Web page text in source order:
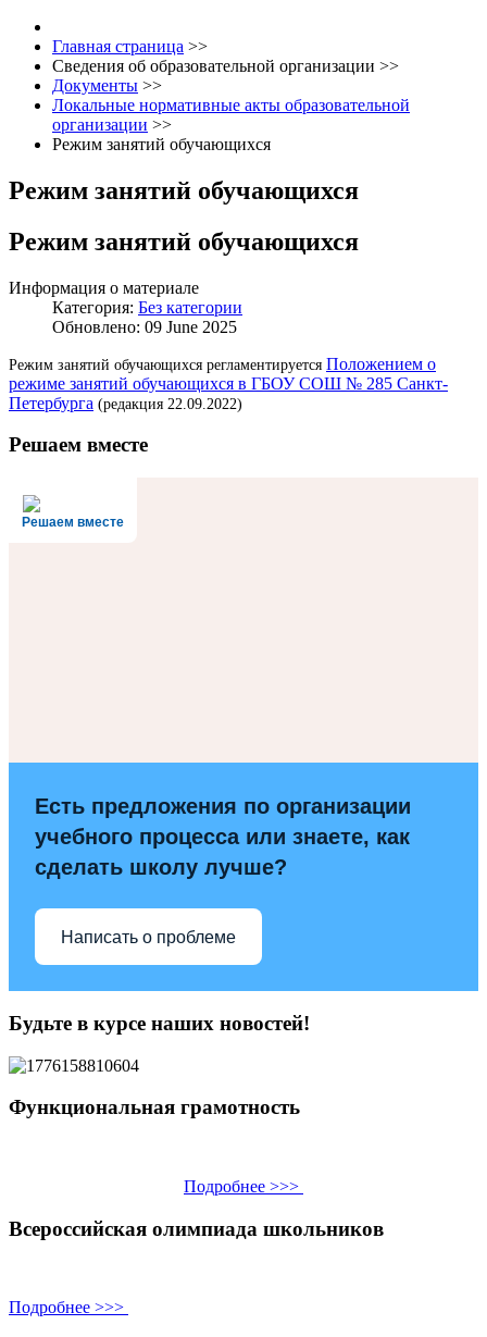
Главная страница >>
Сведения об образовательной организации >>
Документы >>
Локальные нормативные акты образовательной
организации >>
Режим занятий обучающихся
Режим занятий обучающихся
Режим занятий обучающихся
Информация о материале
Категория: Без категории
Обновлено: 09 June 2025
Режим занятий обучающихся регламентируется Положением о
режиме занятий обучающихся в ГБОУ СОШ № 285 Санкт-
Петербурга (редакция 22.09.2022)
Решаем вместе
Решаем вместе
Есть предложения по организации
учебного процесса или знаете, как
сделать школу лучше?
Написать о проблеме
Будьте в курсе наших новостей!
Функциональная грамотность
Подробнее >>>
Всероссийская олимпиада школьников
Подробнее >>>